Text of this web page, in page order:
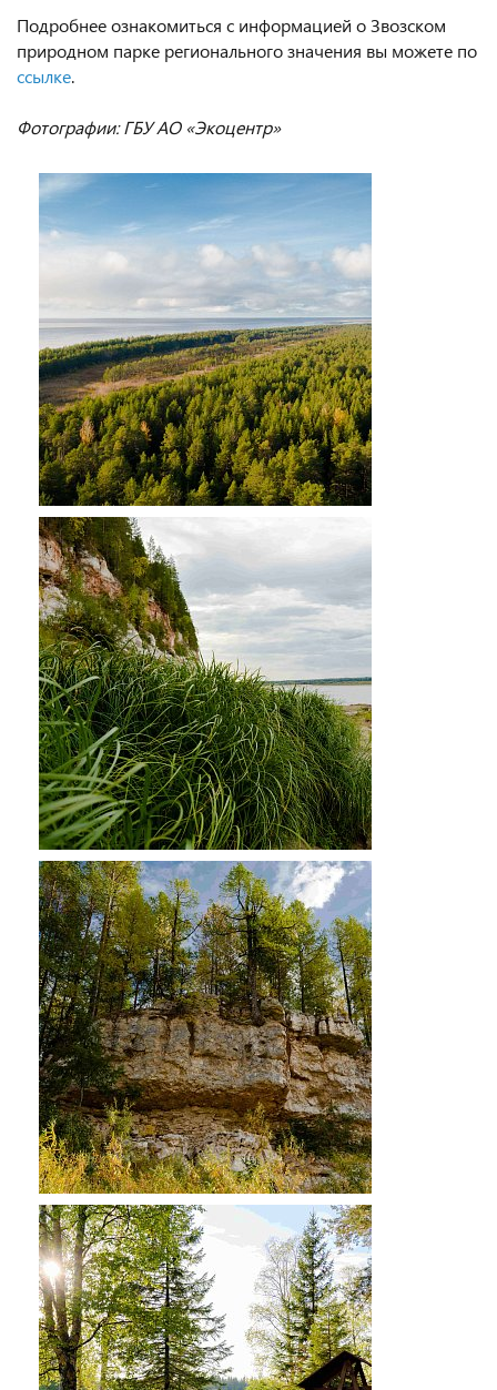
Подробнее ознакомиться с информацией о Звозском
природном парке регионального значения вы можете по
ссылке.
Фотографии: ГБУ АО «Экоцентр»